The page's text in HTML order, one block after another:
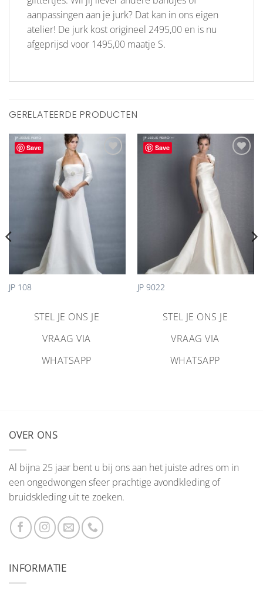
aanpassingen aan je jurk? Dat kan in ons eigen
atelier! De jurk kost origineel 2495,00 en is nu
afgeprijsd voor 1495,00 maatje S.
GERELATEERDE PRODUCTEN
Save
verlanglijst
toevoegen
JP 108
STEL JE ONS JE
VRAAG VIA
WHATSAPP
Save
verlanglijst
JP 9022
STEL JE ONS JE
VRAAG VIA
WHATSAPP
OVER ONS
Al bijna 25 jaar bent u bij ons aan het juiste adres om in
een ongedwongen sfeer prachtige avondkleding of
bruidskleding uit te zoeken.
INFORMATIE